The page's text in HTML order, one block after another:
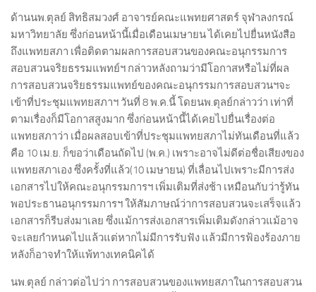
ด้านนพ.ตุลย์ สิทธิสมวงศ์ อาจารย์คณะแพทยศาสตร์ จุฬาลงกรณ์
มหาวิทยาลัย ซึ่งก่อนหน้านี้เมื่อเดือนเมษายน ได้เคยไปยื่นหนังสือ
ถึงแพทยสภา เพื่อติดตามผลการสอบสวนของคณะอนุกรรมการ
สอบสวนจริยธรรมแพทย์ฯ กล่าวหลังถามว่ามีโอกาสหรือไม่ที่ผล
การสอบสวนจริยธรรมแพทย์ของคณะอนุกรรมการสอบสวนฯจะ
เข้าที่ประชุมแพทยสภาฯ วันที่ 8 พ.ค.นี้ โดยนพ.ตุลย์กล่าวว่า เท่าที่
ตามเรื่องก็มีโอกาสสูงมาก ซึ่งก่อนหน้านี้ได้เคยไปยื่นเรื่องต่อ
แพทยสภาว่า เมื่อผลสอบเข้าที่ประชุมแพทยสภาไม่ทันเดือนที่แล้ว
คือ 10 เม.ย. ก็ขอว่าเดือนถัดไป (พ.ค.) เพราะอาจไม่ดีต่อชื่อเสียงของ
แพทยสภาเอง ซึ่งครั้งที่แล้ว(10 เมษายน) ที่เลื่อนไปเพราะมีการส่ง
เอกสารไปให้คณะอนุกรรมการฯ เพิ่มเติมที่ส่งช้า เหมือนกับว่ารู้ทัน
พอประธานอนุกรรมการฯ ให้สัมภาษณ์ว่าการสอบสวนจะเสร็จแล้ว
เอกสารก็รีบส่งมาเลย ซึ่งแม้การส่งเอกสารเพิ่มเติมดังกล่าวแม้อาจ
จะเลยกำหนดไปแล้วแต่หากไม่มีการรับฟัง แล้วมีการฟ้องร้องภาย
หลังก็อาจทำให้แพ้ทางเทคนิคได้
นพ.ตุลย์ กล่าวต่อไปว่า การสอบสวนของแพทยสภาในการสอบสวน